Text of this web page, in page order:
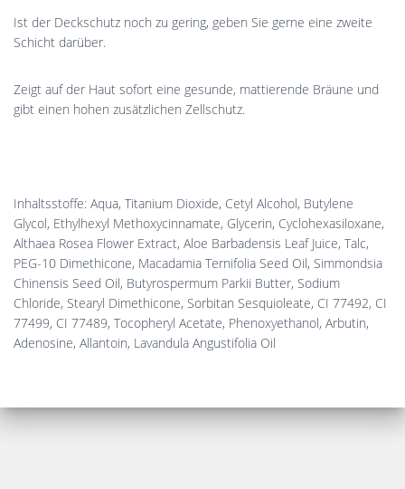
Ist der Deckschutz noch zu gering, geben Sie gerne eine zweite
Schicht darüber.
Zeigt auf der Haut sofort eine gesunde, mattierende Bräune und
gibt einen hohen zusätzlichen Zellschutz.
Inhaltsstoffe: Aqua, Titanium Dioxide, Cetyl Alcohol, Butylene
Glycol, Ethylhexyl Methoxycinnamate, Glycerin, Cyclohexasiloxane,
Althaea Rosea Flower Extract, Aloe Barbadensis Leaf Juice, Talc,
PEG-10 Dimethicone, Macadamia Ternifolia Seed Oil, Simmondsia
Chinensis Seed Oil, Butyrospermum Parkii Butter, Sodium
Chloride, Stearyl Dimethicone, Sorbitan Sesquioleate, CI 77492, CI
77499, CI 77489, Tocopheryl Acetate, Phenoxyethanol, Arbutin,
Adenosine, Allantoin, Lavandula Angustifolia Oil